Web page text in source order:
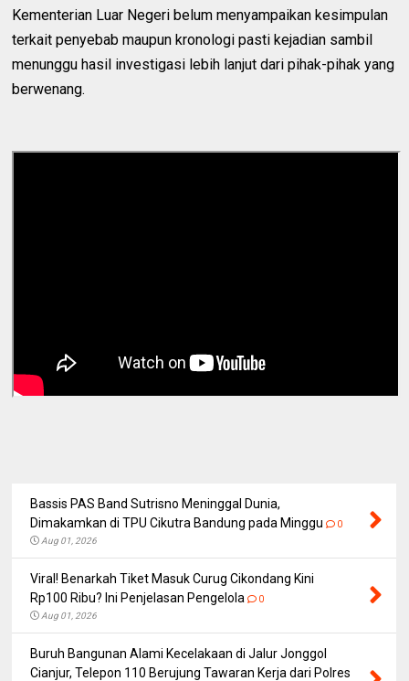
Kementerian Luar Negeri belum menyampaikan kesimpulan
terkait penyebab maupun kronologi pasti kejadian sambil
menunggu hasil investigasi lebih lanjut dari pihak-pihak yang
berwenang.
Bassis PAS Band Sutrisno Meninggal Dunia,
Dimakamkan di TPU Cikutra Bandung pada Minggu
0
Aug 01, 2026
Viral! Benarkah Tiket Masuk Curug Cikondang Kini
Rp100 Ribu? Ini Penjelasan Pengelola
0
Aug 01, 2026
Buruh Bangunan Alami Kecelakaan di Jalur Jonggol
Cianjur, Telepon 110 Berujung Tawaran Kerja dari Polres